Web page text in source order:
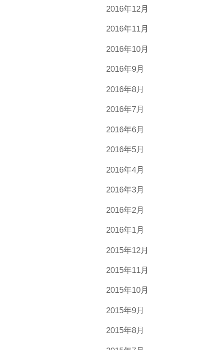
2016年12月
2016年11月
2016年10月
2016年9月
2016年8月
2016年7月
2016年6月
2016年5月
2016年4月
2016年3月
2016年2月
2016年1月
2015年12月
2015年11月
2015年10月
2015年9月
2015年8月